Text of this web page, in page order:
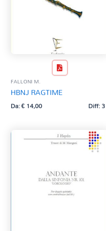
FALLONI M.
HBNJ RAGTIME
Da:€14,00 Diff: 3